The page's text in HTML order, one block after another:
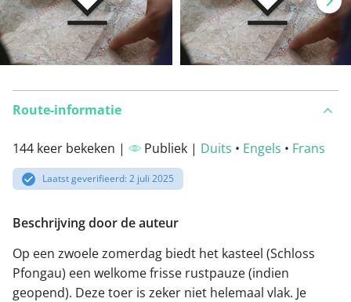
Route-informatie
144 keer bekeken | Publiek | Duits • Engels • Frans
Laatst geverifieerd: 2 juli 2025
Beschrijving door de auteur
Op een zwoele zomerdag biedt het kasteel (Schloss
Pfongau) een welkome frisse rustpauze (indien
geopend). Deze toer is zeker niet helemaal vlak. Je